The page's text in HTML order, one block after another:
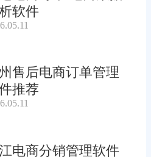
软件
售后电商订单管理
推荐
电商分销管理软件